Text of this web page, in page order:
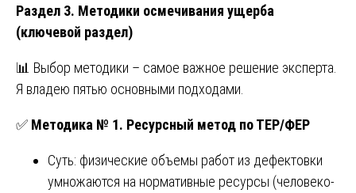
Раздел 3. Методики осмечивания ущерба
(ключевой раздел)
📊 Выбор методики – самое важное решение эксперта.
Я владею пятью основными подходами.
✅ Методика № 1. Ресурсный метод по ТЕР/ФЕР
Суть: физические объемы работ из дефектовки
умножаются на нормативные ресурсы (человеко-